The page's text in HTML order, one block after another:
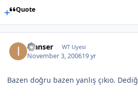
Quote
inanser WT Uyesi
November 3, 200619 yr
Bazen doğru bazen yanlış çıkıo.